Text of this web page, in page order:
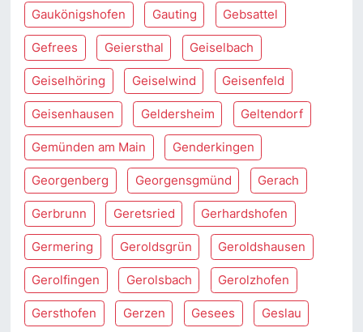
Gaukönigshofen Gauting Gebsattel
Gefrees Geiersthal Geiselbach
Geiselhöring Geiselwind Geisenfeld
Geisenhausen Geldersheim Geltendorf
Gemünden am Main Genderkingen
Georgenberg Georgensgmünd Gerach
Gerbrunn Geretsried Gerhardshofen
Germering Geroldsgrün Geroldshausen
Gerolfingen Gerolsbach Gerolzhofen
Gersthofen Gerzen Gesees Geslau